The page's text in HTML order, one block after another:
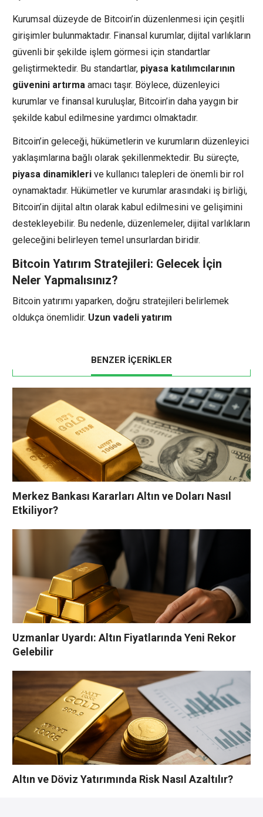
Kurumsal düzeyde de Bitcoin’in düzenlenmesi için çeşitli
girişimler bulunmaktadır. Finansal kurumlar, dijital varlıkların
güvenli bir şekilde işlem görmesi için standartlar
geliştirmektedir. Bu standartlar, piyasa katılımcılarının
güvenini artırma amacı taşır. Böylece, düzenleyici
kurumlar ve finansal kuruluşlar, Bitcoin’in daha yaygın bir
şekilde kabul edilmesine yardımcı olmaktadır.
Bitcoin’in geleceği, hükümetlerin ve kurumların düzenleyici
yaklaşımlarına bağlı olarak şekillenmektedir. Bu süreçte,
piyasa dinamikleri ve kullanıcı talepleri de önemli bir rol
oynamaktadır. Hükümetler ve kurumlar arasındaki iş birliği,
Bitcoin’in dijital altın olarak kabul edilmesini ve gelişimini
destekleyebilir. Bu nedenle, düzenlemeler, dijital varlıkların
geleceğini belirleyen temel unsurlardan biridir.
Bitcoin Yatırım Stratejileri: Gelecek İçin
Neler Yapmalısınız?
Bitcoin yatırımı yaparken, doğru stratejileri belirlemek
oldukça önemlidir. Uzun vadeli yatırım
BENZER İÇERİKLER
Merkez Bankası Kararları Altın ve Doları Nasıl
Etkiliyor?
Uzmanlar Uyardı: Altın Fiyatlarında Yeni Rekor
Gelebilir
Altın ve Döviz Yatırımında Risk Nasıl Azaltılır?